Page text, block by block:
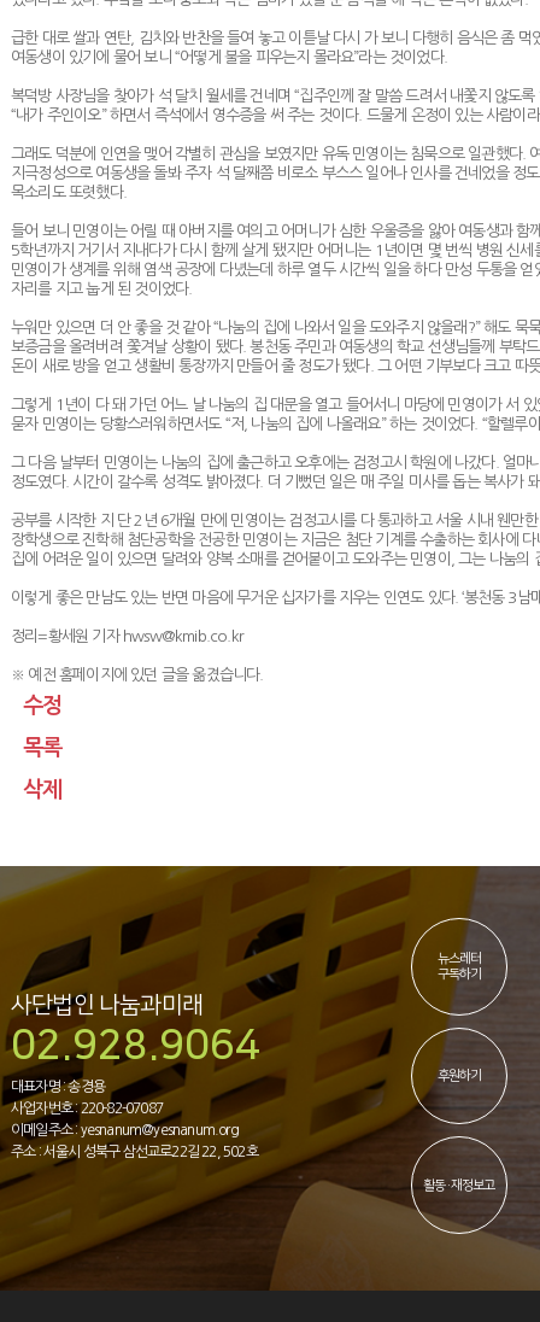
급한 대로 쌀과 연탄, 김치와 반찬을 들여 놓고 이튿날 다시 가 보니 다행히 음식은 좀 먹
여동생이 있기에 물어 보니 “어떻게 불을 피우는지 몰라요”라는 것이었다.
복덕방 사장님을 찾아가 석 달치 월세를 건네며 “집주인께 잘 말씀 드려서 내쫓지 않도
“내가 주인이오” 하면서 즉석에서 영수증을 써 주는 것이다. 드물게 온정이 있는 사람이
그래도 덕분에 인연을 맺어 각별히 관심을 보였지만 유독 민영이는 침묵으로 일관했다.
지극정성으로 여동생을 돌봐 주자 석 달째쯤 비로소 부스스 일어나 인사를 건네었을 정
목소리도 또렷했다.
들어 보니 민영이는 어릴 때 아버지를 여의고 어머니가 심한 우울증을 앓아 여동생과 함
5학년까지 거기서 지내다가 다시 함께 살게 됐지만 어머니는 1년이면 몇 번씩 병원 신
민영이가 생계를 위해 염색 공장에 다녔는데 하루 열두 시간씩 일을 하다 만성 두통을
자리를 지고 눕게 된 것이었다.
누워만 있으면 더 안 좋을 것 같아 “나눔의 집에 나와서 일을 도와주지 않을래?” 해도 묵
보증금을 올려버려 쫓겨날 상황이 됐다. 봉천동 주민과 여동생의 학교 선생님들께 부탁
돈이 새로 방을 얻고 생활비 통장까지 만들어 줄 정도가 됐다. 그 어떤 기부보다 크고 따
그렇게 1년이 다 돼 가던 어느 날 나눔의 집 대문을 열고 들어서니 마당에 민영이가 서
묻자 민영이는 당황스러워하면서도 “저, 나눔의 집에 나올래요” 하는 것이었다. “할렐루
그 다음 날부터 민영이는 나눔의 집에 출근하고 오후에는 검정고시 학원에 나갔다. 얼마
정도였다. 시간이 갈수록 성격도 밝아졌다. 더 기뻤던 일은 매 주일 미사를 돕는 복사가
공부를 시작한 지 단 2년 6개월 만에 민영이는 검정고시를 다 통과하고 서울 시내 웬만
장학생으로 진학해 첨단공학을 전공한 민영이는 지금은 첨단 기계를 수출하는 회사에
집에 어려운 일이 있으면 달려와 양복 소매를 걷어붙이고 도와주는 민영이, 그는 나눔의
이렇게 좋은 만남도 있는 반면 마음에 무거운 십자가를 지우는 인연도 있다. ‘봉천동 3남
정리=황세원 기자 hwsw@kmib.co.kr
※ 예전 홈페이지에 있던 글을 옮겼습니다.
수정
목록
삭제
사단법인 나눔과미래
02.928.9064
대표자명 : 송경용
사업자번호 : 220-82-07087
이메일주소 : yesnanum@yesnanum.org
주소 : 서울시 성북구 삼선교로22길 22, 502호
뉴스레터
구독하기
후원하기
활동·재정보고